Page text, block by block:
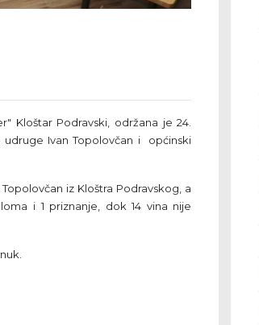
Kloštar Podravski, održana je 24.
udruge Ivan Topolovčan i općinski
iz Kloštra Podravskog, a
i 1 priznanje, dok 14 vina nije